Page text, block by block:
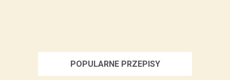
POPULARNE PRZEPISY